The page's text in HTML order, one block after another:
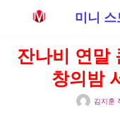
텐
미니
잔나비 연말
창의밤
김지훈